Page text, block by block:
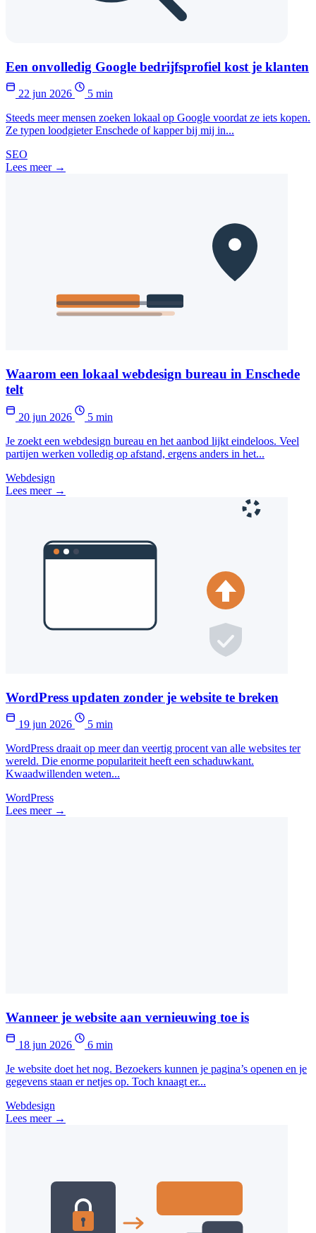
Een onvolledig Google bedrijfsprofiel kost je klanten
22 jun 2026
5 min
Steeds meer mensen zoeken lokaal op Google voordat ze iets kopen.
Ze typen loodgieter Enschede of kapper bij mij in...
SEO
Lees meer →
Waarom een lokaal webdesign bureau in Enschede
telt
20 jun 2026
5 min
Je zoekt een webdesign bureau en het aanbod lijkt eindeloos. Veel
partijen werken volledig op afstand, ergens anders in het...
Webdesign
Lees meer →
WordPress updaten zonder je website te breken
19 jun 2026
5 min
WordPress draait op meer dan veertig procent van alle websites ter
wereld. Die enorme populariteit heeft een schaduwkant.
Kwaadwillenden weten...
WordPress
Lees meer →
Wanneer je website aan vernieuwing toe is
18 jun 2026
6 min
Je website doet het nog. Bezoekers kunnen je pagina’s openen en je
gegevens staan er netjes op. Toch knaagt er...
Webdesign
Lees meer →